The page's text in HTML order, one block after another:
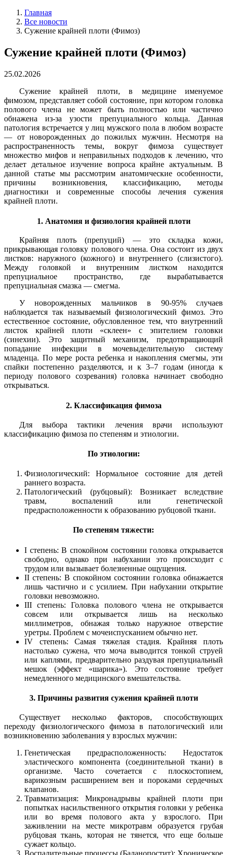
Главная
Все новости
Сужение крайней плоти (Фимоз)
Сужение крайней плоти (Фимоз)
25.02.2026
Сужение крайней плоти, в медицине именуемое
фимозом, представляет собой состояние, при котором головка
полового члена не может быть полностью или частично
обнажена из-за узости препуциального кольца. Данная
патология встречается у лиц мужского пола в любом возрасте
— от новорожденных до пожилых мужчин. Несмотря на
распространенность темы, вокруг фимоза существует
множество мифов и неправильных подходов к лечению, что
делает детальное изучение вопроса крайне актуальным. В
данной статье мы рассмотрим анатомические особенности,
причины возникновения, классификацию, методы
диагностики и современные способы лечения сужения
крайней плоти.
1. Анатомия и физиология крайней плоти
Крайняя плоть (препуций) — это складка кожи,
прикрывающая головку полового члена. Она состоит из двух
листков: наружного (кожного) и внутреннего (слизистого).
Между головкой и внутренним листком находится
препуциальное пространство, где вырабатывается
препуциальная смазка — смегма.
У новорожденных мальчиков в 90-95% случаев
наблюдается так называемый физиологический фимоз. Это
естественное состояние, обусловленное тем, что внутренний
листок крайней плоти «склеен» с эпителием головки
(синехии). Это защитный механизм, предотвращающий
попадание инфекции в мочевыделительную систему
младенца. По мере роста ребенка и накопления смегмы, эти
спайки постепенно разделяются, и к 3–7 годам (иногда к
периоду полового созревания) головка начинает свободно
открываться.
2. Классификация фимоза
Для выбора тактики лечения врачи используют
классификацию фимоза по степеням и этиологии.
По этиологии:
Физиологический: Нормальное состояние для детей
раннего возраста.
Патологический (рубцовый): Возникает вследствие
травм, воспалений или генетической
предрасположенности к образованию рубцовой ткани.
По степеням тяжести:
I степень: В спокойном состоянии головка открывается
свободно, однако при набухании это происходит с
трудом или вызывает болезненные ощущения.
II степень: В спокойном состоянии головка обнажается
лишь частично и с усилием. При набухании открытие
головки невозможно.
III степень: Головка полового члена не открывается
совсем или открывается лишь на несколько
миллиметров, обнажая только наружное отверстие
уретры. Проблем с мочеиспусканием обычно нет.
IV степень: Самая тяжелая стадия. Крайняя плоть
настолько сужена, что моча выводится тонкой струей
или каплями, предварительно раздувая препуциальный
мешок (эффект «шарика»). Это состояние требует
немедленного медицинского вмешательства.
3. Причины развития сужения крайней плоти
Существует несколько факторов, способствующих
переходу физиологического фимоза в патологический или
возникновению заболевания у взрослых мужчин:
Генетическая предрасположенность: Недостаток
эластического компонента (соединительной ткани) в
организме. Часто сочетается с плоскостопием,
варикозным расширением вен и пороками сердечных
клапанов.
Травматизация: Микронадрывы крайней плоти при
попытках насильственного открытия головки у ребенка
или во время полового акта у взрослого. При
заживлении на месте микротравм образуется грубая
рубцовая ткань, которая не тянется, что еще больше
сужает кольцо.